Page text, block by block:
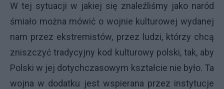
W tej sytuacji w jakiej się znaleźliśmy jako naród
śmiało można mówić o wojnie kulturowej wydanej
nam przez ekstremistów, przez ludzi, którzy chcą
zniszczyć tradycyjny kod kulturowy polski, tak, aby
Polski w jej dotychczasowym kształcie nie było. Ta
wojna w dodatku jest wspierana przez instytucje